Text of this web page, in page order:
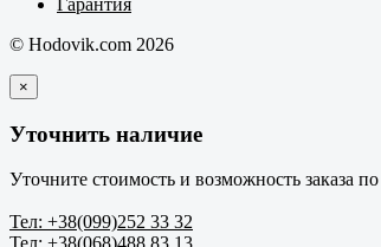
© Hodovik.com 2026
×
Уточнить наличие
Уточните стоимость и возможность заказа
Тел: +38(099)252 33 32